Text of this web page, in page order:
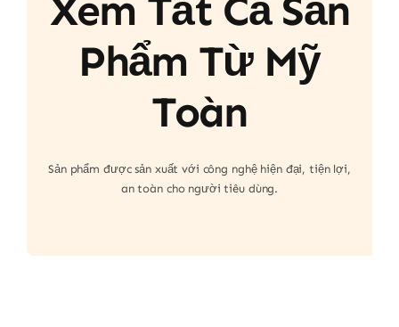
Xem Tất Cả Sản
Phẩm Từ Mỹ
Toàn
Sản phẩm được sản xuất với công nghệ hiện đại, tiện lợi,
an toàn cho người tiêu dùng.